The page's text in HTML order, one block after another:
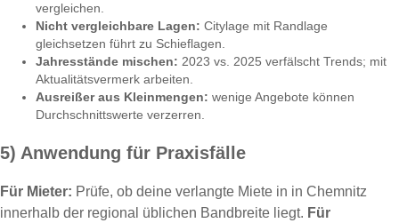
vergleichen.
Nicht vergleichbare Lagen: Citylage mit Randlage
gleichsetzen führt zu Schieflagen.
Jahresstände mischen: 2023 vs. 2025 verfälscht Trends; mit
Aktualitätsvermerk arbeiten.
Ausreißer aus Kleinmengen: wenige Angebote können
Durchschnittswerte verzerren.
5) Anwendung für Praxisfälle
Für Mieter: Prüfe, ob deine verlangte Miete in in Chemnitz
innerhalb der regional üblichen Bandbreite liegt. Für